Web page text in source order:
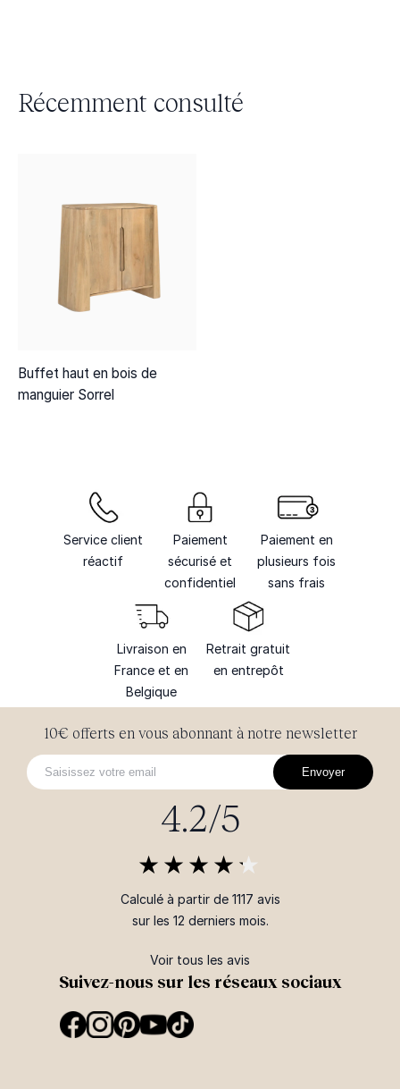
Récemment consulté
Buffet haut en bois de
manguier Sorrel
Service client
réactif
Paiement
sécurisé et
confidentiel
Paiement en
plusieurs fois
sans frais
Livraison en
France et en
Belgique
Retrait gratuit
en entrepôt
Suivez-nous sur les réseaux sociaux
10€ offerts en vous abonnant à notre newsletter
Envoyer
4.2/5
Calculé à partir de 1117 avis
sur les 12 derniers mois.
Voir tous les avis